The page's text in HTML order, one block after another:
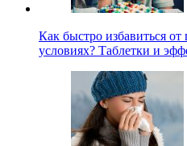
Как быстро избавиться
условиях? Таблетки и